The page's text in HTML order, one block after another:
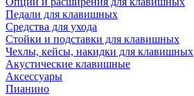
Педали для клавишных
Средства для ухода
Стойки и подставки для клавишных
Чехлы, кейсы, накидки для клавишных
Акустические клавишные
Аксессуары
Пианино